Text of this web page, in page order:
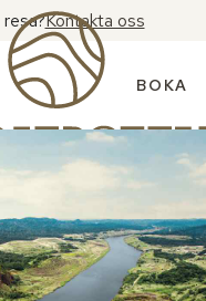
Kontakta oss
BOKA